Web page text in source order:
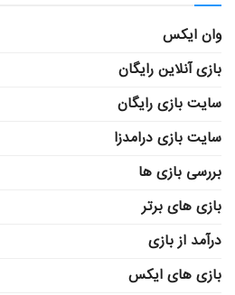
وان ایکس
بازی آنلاین رایگان
سایت بازی رایگان
سایت بازی درامدزا
بررسی بازی ها
بازی های برتر
درآمد از بازی
بازی های ایکس